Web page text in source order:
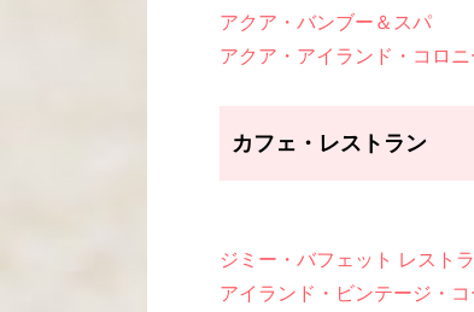
アクア・バンブー＆スパ
アクア・アイランド・コロニ
カフェ・レストラン
ジミー・バフェット レスト
アイランド・ビンテージ・